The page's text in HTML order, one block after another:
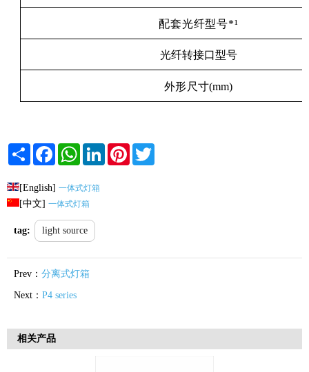
配套光纤型号*¹
光纤转接口型号
外形尺寸(mm)
Share FacebookWhatsAppLinkedInPinterest
[English] 一体式灯箱
[中文] 一体式灯箱
tag: light source
Prev： 分离式灯箱
Next： P4 series
相关产品